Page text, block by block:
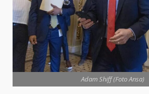
Adam Shiff (Foto Ansa)